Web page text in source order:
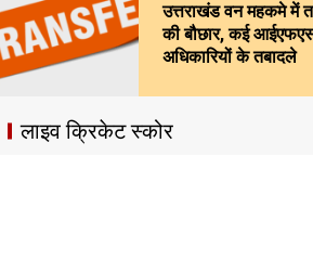
उत्तराखंड वन महकमे में
की बौछार, कई
अधिकारियों के तबादले
लाइव क्रिकेट स्कोर